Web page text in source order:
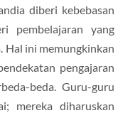
diberi kebebasan
pembelajaran yang
Hal ini memungkinkan
pengajaran
beda. Guru-guru
mereka diharuskan